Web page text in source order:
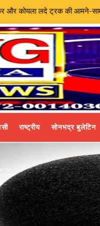
भिड़ंत, चालक की
राष्ट्रीय सोनभद्र बुलेटिन